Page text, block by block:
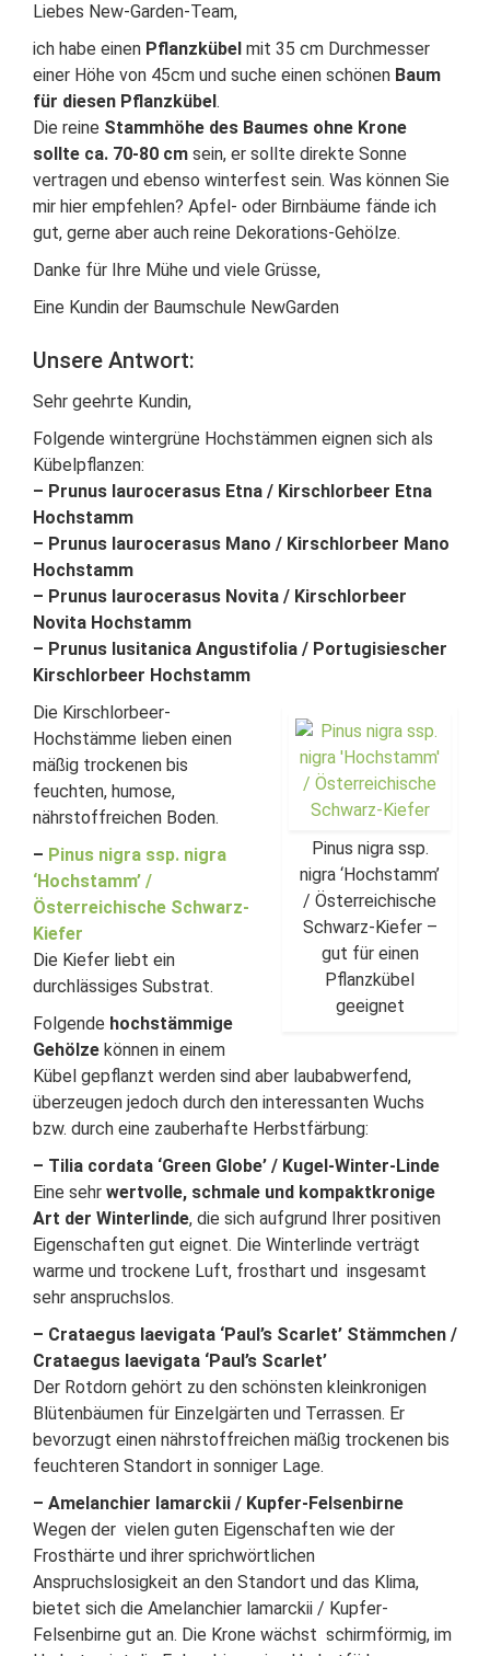
Liebes New-Garden-Team,
ich habe einen Pflanzkübel mit 35 cm Durchmesser
einer Höhe von 45cm und suche einen schönen Baum
für diesen Pflanzkübel.
Die reine Stammhöhe des Baumes ohne Krone
sollte ca. 70-80 cm sein, er sollte direkte Sonne
vertragen und ebenso winterfest sein. Was können Sie
mir hier empfehlen? Apfel- oder Birnbäume fände ich
gut, gerne aber auch reine Dekorations-Gehölze.
Danke für Ihre Mühe und viele Grüsse,
Eine Kundin der Baumschule NewGarden
Unsere Antwort:
Sehr geehrte Kundin,
Folgende wintergrüne Hochstämmen eignen sich als
Kübelpflanzen:
– Prunus laurocerasus Etna / Kirschlorbeer Etna
Hochstamm
– Prunus laurocerasus Mano / Kirschlorbeer Mano
Hochstamm
– Prunus laurocerasus Novita / Kirschlorbeer
Novita Hochstamm
– Prunus lusitanica Angustifolia / Portugisiescher
Kirschlorbeer Hochstamm
Pinus nigra ssp.
nigra ‘Hochstamm’
/ Österreichische
Schwarz-Kiefer –
gut für einen
Pflanzkübel
geeignet
Die Kirschlorbeer-
Hochstämme lieben einen
mäßig trockenen bis
feuchten, humose,
nährstoffreichen Boden.
– Pinus nigra ssp. nigra
‘Hochstamm’ /
Österreichische Schwarz-
Kiefer
Die Kiefer liebt ein
durchlässiges Substrat.
Folgende hochstämmige
Gehölze können in einem
Kübel gepflanzt werden sind aber laubabwerfend,
überzeugen jedoch durch den interessanten Wuchs
bzw. durch eine zauberhafte Herbstfärbung:
– Tilia cordata ‘Green Globe’ / Kugel-Winter-Linde
Eine sehr wertvolle, schmale und kompaktkronige
Art der Winterlinde, die sich aufgrund Ihrer positiven
Eigenschaften gut eignet. Die Winterlinde verträgt
warme und trockene Luft, frosthart und insgesamt
sehr anspruchslos.
– Crataegus laevigata ‘Paul’s Scarlet’ Stämmchen /
Crataegus laevigata ‘Paul’s Scarlet’
Der Rotdorn gehört zu den schönsten kleinkronigen
Blütenbäumen für Einzelgärten und Terrassen. Er
bevorzugt einen nährstoffreichen mäßig trockenen bis
feuchteren Standort in sonniger Lage.
– Amelanchier lamarckii / Kupfer-Felsenbirne
Wegen der vielen guten Eigenschaften wie der
Frosthärte und ihrer sprichwörtlichen
Anspruchslosigkeit an den Standort und das Klima,
bietet sich die Amelanchier lamarckii / Kupfer-
Felsenbirne gut an. Die Krone wächst schirmförmig, im